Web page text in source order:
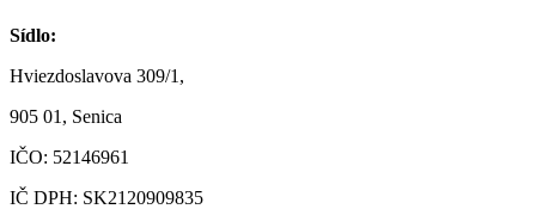
Sídlo:
Hviezdoslavova 309/1,
905 01, Senica
IČO: 52146961
IČ DPH: SK2120909835